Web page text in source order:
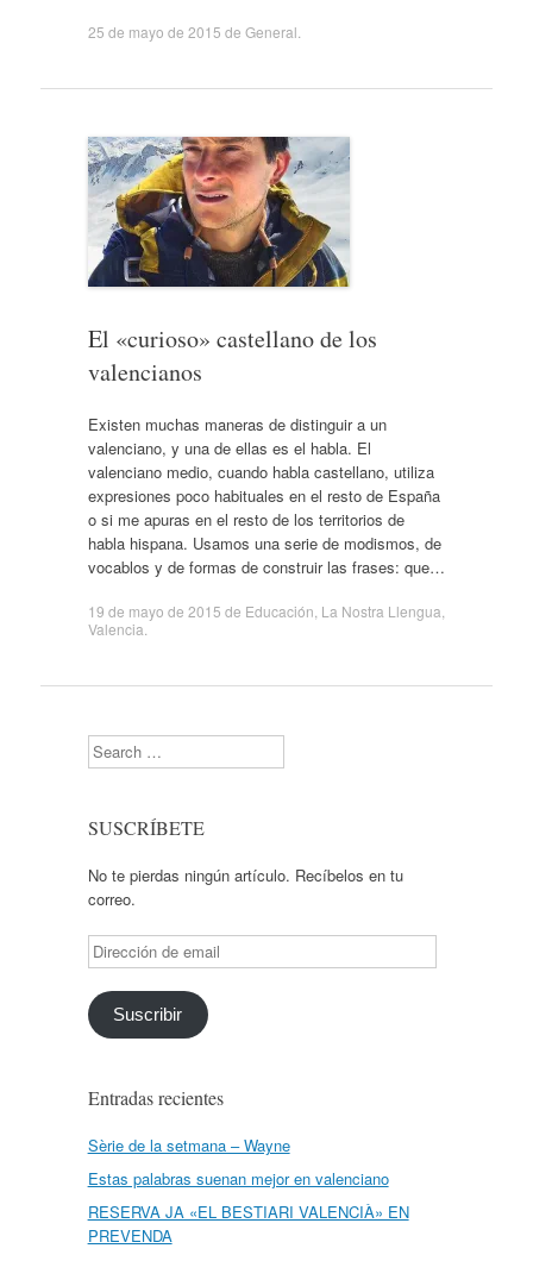
25 de mayo de 2015 de General
El «curioso» castellano de los
valencianos
Existen muchas maneras de distinguir a un
valenciano, y una de ellas es el habla. El
valenciano medio, cuando habla castellano, utiliza
expresiones poco habituales en el resto de España
o si me apuras en el resto de los territorios de
habla hispana. Usamos una serie de modismos, de
vocablos y de formas de construir las frases: que…
19 de mayo de 2015 de Educación La Nostra Llengua
Valencia
Search
SUSCRÍBETE
No te pierdas ningún artículo. Recíbelos en tu
correo.
Dirección
de
email
Suscribir
Entradas recientes
Sèrie de la setmana – Wayne
Estas palabras suenan mejor en valenciano
RESERVA JA «EL BESTIARI VALENCIÀ» EN
PREVENDA